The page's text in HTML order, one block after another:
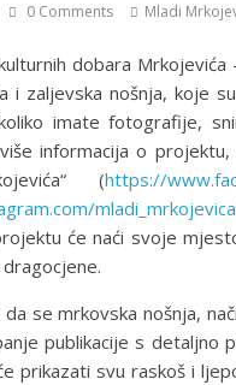
0 Comments Mladi
dobara
i zaljevska nošnja, koje
imate fotografije,
informacija o
(https://
će naći svoje
se mrkovska nošnja,
publikacije s detaljno
prikazati svu raskoš i